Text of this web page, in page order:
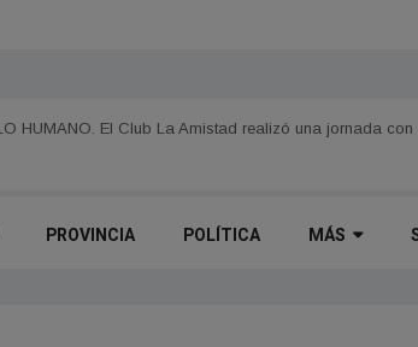
un fin de semana fresco y soleado en Corrientes
PROVINCIA POLÍTICA MÁS